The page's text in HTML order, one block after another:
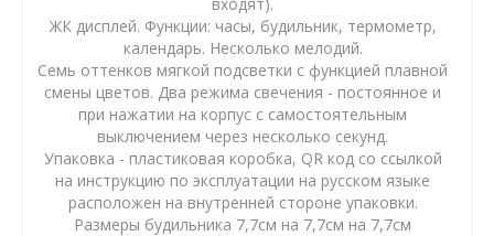
ЖК дисплей. Функции: часы, будильник, термометр,
календарь. Несколько мелодий.
Семь оттенков мягкой подсветки с функцией плавной
смены цветов. Два режима свечения - постоянное и
при нажатии на корпус с самостоятельным
выключением через несколько секунд.
Упаковка - пластиковая коробка, QR код со ссылкой
на инструкцию по эксплуатации на русском языке
расположен на внутренней стороне упаковки.
Размеры будильника 7,7см на 7,7см на 7,7см